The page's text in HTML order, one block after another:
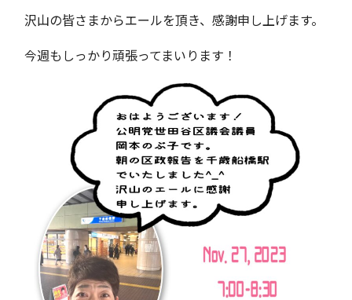
沢山の皆さまからエールを頂き、感謝申し上げます。
今週もしっかり頑張ってまいります！